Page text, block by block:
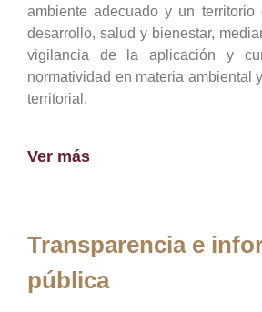
ambiente adecuado y un territorio
desarrollo, salud y bienestar,
vigilancia de la aplicación y
normatividad en materia ambiental
territorial.
Ver más
Transparencia e
pública